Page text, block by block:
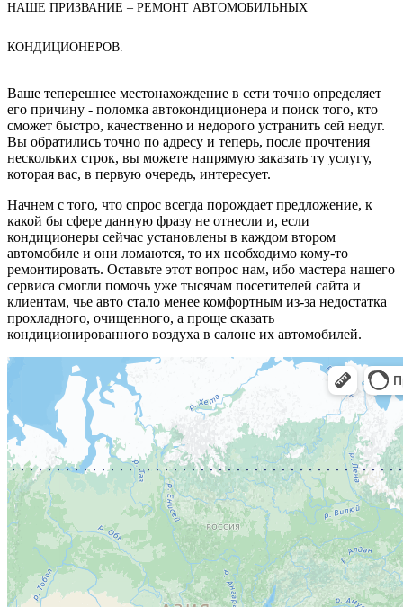
НАШЕ ПРИЗВАНИЕ – РЕМОНТ АВТОМОБИЛЬНЫХ
КОНДИЦИОНЕРОВ.
Ваше теперешнее местонахождение в сети точно определяет
его причину - поломка автокондиционера и поиск того, кто
сможет быстро, качественно и недорого устранить сей недуг.
Вы обратились точно по адресу и теперь, после прочтения
нескольких строк, вы можете напрямую заказать ту услугу,
которая вас, в первую очередь, интересует.
Начнем с того, что спрос всегда порождает предложение, к
какой бы сфере данную фразу не отнесли и, если
кондиционеры сейчас установлены в каждом втором
автомобиле и они ломаются, то их необходимо кому-то
ремонтировать. Оставьте этот вопрос нам, ибо мастера нашего
сервиса смогли помочь уже тысячам посетителей сайта и
клиентам, чье авто стало менее комфортным из-за недостатка
прохладного, очищенного, а проще сказать
кондиционированного воздуха в салоне их автомобилей.